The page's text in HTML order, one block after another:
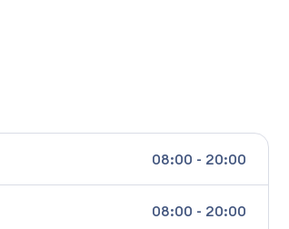
08:00 - 20:00
08:00 - 20:00